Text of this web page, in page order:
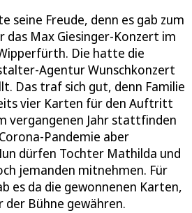
seine Freude, denn es gab zum
das Max Giesinger-Konzert im
Die hatte die
Agentur Wunschkonzert
Das traf sich gut, denn Familie
vier Karten für den Auftritt
vergangenen Jahr stattfinden
Pandemie aber
dürfen Tochter Mathilda und
jemanden mitnehmen. Für
es da die gewonnenen Karten,
Bühne gewähren.